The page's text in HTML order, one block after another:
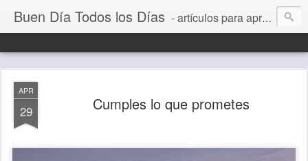
Buen Día Todos los Días - artículos para aprender a vivir mejor, un día a la vez. Por Juan C Quintero
APR
29 Cumples lo que prometes